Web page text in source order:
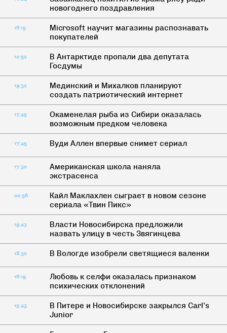
новогоднего поздравления
16:15
Microsoft научит магазины распознавать
покупателей
12:52
В Антарктиде пропали два депутата
Госдумы
19:32
Мединский и Михалков планируют
создать патриотический интернет
17:45
Окаменелая рыба из Сибири оказалась
возможным предком человека
17:45 Вуди Аллен впервые снимет сериал
17:30
Американская школа наняла
экстрасенса
02:56
Кайл Маклахлен сыграет в новом сезоне
сериала «Твин Пикс»
19:43
Власти Новосибирска предложили
назвать улицу в честь Звягинцева
18:30 В Вологде изобрели светящиеся валенки
16:19
Любовь к селфи оказалась признаком
психических отклонений
15:43
В Питере и Новосибирске закрылся Carl’s
Junior